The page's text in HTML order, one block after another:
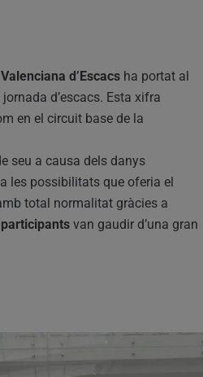
d’Escacs ha portat al
d’escacs. Esta xifra
en el circuit base de la
seu a causa dels danys
les possibilitats que oferia el
total normalitat gràcies a
van gaudir d’una gran